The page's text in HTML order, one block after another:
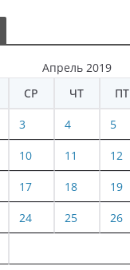
Апрель 2019
СР ЧТ ПТ
3 4 5
10 11 12
17 18 19
24 25 26